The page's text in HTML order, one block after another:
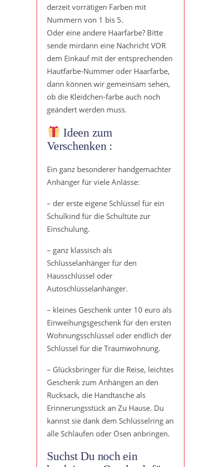
derzeit vorrätigen Farben mit
Nummern von 1 bis 5.
Oder eine andere Haarfarbe? Bitte
sende mirdann eine Nachricht VOR
dem Einkauf mit der entsprechenden
Hautfarbe-Nummer oder Haarfarbe,
dann können wir gemeinsam sehen,
ob die Kleidchen-farbe auch noch
geändert werden muss.
Ideen zum
Verschenken :
Ein ganz besonderer handgemachter
Anhänger für viele Anlässe:
– der erste eigene Schlüssel für ein
Schulkind für die Schultüte zur
Einschulung.
– ganz klassisch als
Schlüsselanhänger für den
Hausschlüssel oder
Autoschlüsselanhänger.
– kleines Geschenk unter 10 euro als
Einweihungsgeschenk für den ersten
Wohnungsschlüssel oder endlich der
Schlüssel für die Traumwohnung.
– Glücksbringer für die Reise, leichtes
Geschenk zum Anhängen an den
Rucksack, die Handtasche als
Erinnerungsstück an Zu Hause. Du
kannst sie dank dem Schlüsselring an
alle Schlaufen oder Ösen anbringen.
Suchst Du noch ein